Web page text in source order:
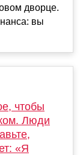
дворце.
вы
чтобы
Люди
«Я